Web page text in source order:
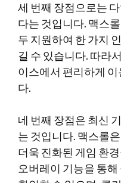
세 번째 장점으로는
다는 것입니다. 맥스
두 지원하여 한 가지
길 수 있습니다. 따라
이스에서 편리하게
다.
네 번째 장점은 최신
는 것입니다. 맥스롤
더욱 진화된 게임 환
오버레이 기능을 통